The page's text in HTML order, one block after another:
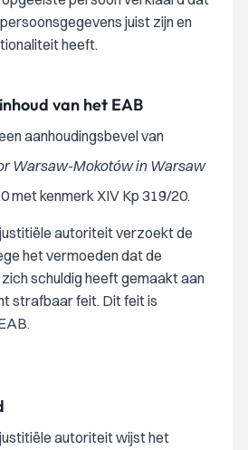
juist zijn en
heeft.
van het EAB
aanhoudingsbevel van
Warsaw-Mokotów in Warsaw
met kenmerk XIV Kp 319/20.
autoriteit verzoekt de
het vermoeden dat de
schuldig heeft gemaakt aan
strafbaar feit. Dit feit is
autoriteit wijst het